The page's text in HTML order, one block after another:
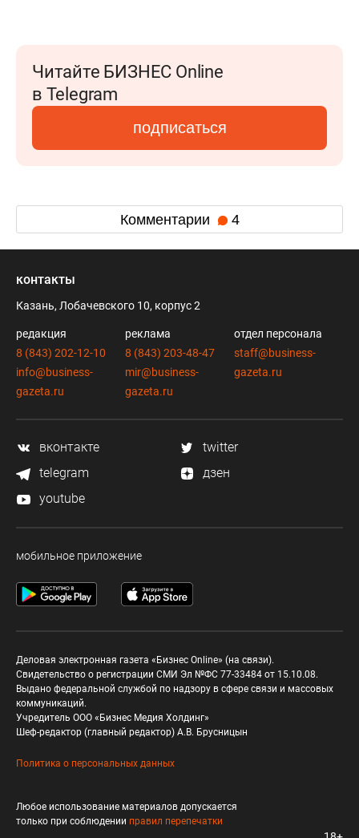
Читайте БИЗНЕС Online
в Telegram
подписаться
Комментарии 4
контакты
Казань, Лобачевского 10, корпус 2
редакция
8 (843) 202-12-10
info@business-
gazeta.ru
реклама
8 (843) 203-48-47
mir@business-
gazeta.ru
отдел персонала
staff@business-
gazeta.ru
вконтакте
twitter
telegram
дзен
youtube
мобильное приложение
Деловая электронная газета «Бизнес Online» (на связи).
Свидетельство о регистрации СМИ Эл №ФС 77-33484 от 15.10.08.
Выдано федеральной службой по надзору в сфере связи и массовых
коммуникаций.
Учредитель ООО «Бизнес Медия Холдинг»
Шеф-редактор (главный редактор) А.В. Брусницын
Политика о персональных данных
Любое использование материалов допускается
только при соблюдении правил перепечатки